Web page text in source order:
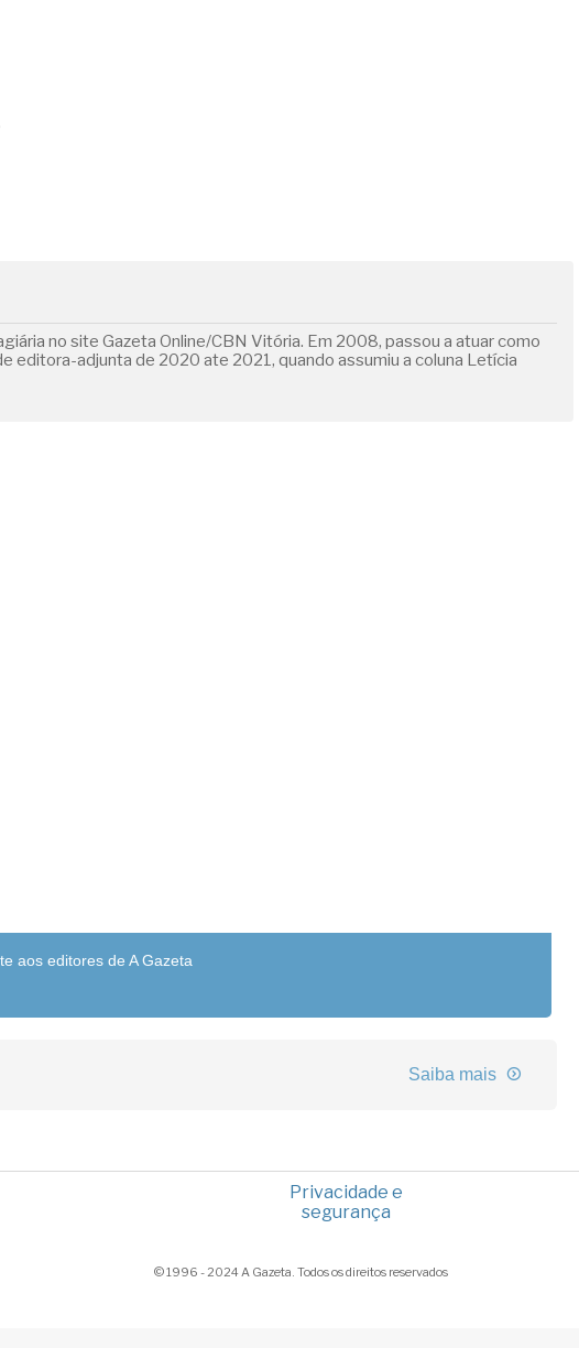
no site Gazeta Online/CBN Vitória. Em 2008, passou a atuar como
editora-adjunta de 2020 ate 2021, quando assumiu a coluna Letícia
aos editores de A Gazeta
Saiba mais
Privacidade e
segurança
© 1996 - 2024 A Gazeta. Todos os direitos reservados